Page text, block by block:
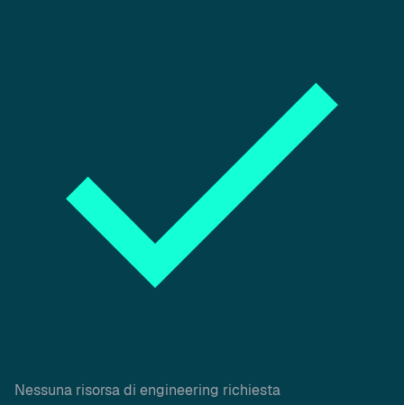
Nessuna risorsa di engineering richiesta